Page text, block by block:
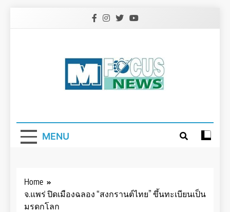
MENU
Home
จ.แพร่ ปิดเมืองฉลอง “สงกรานต์ไทย” ขึ้นทะเบียนเป็น
มรดกโลก